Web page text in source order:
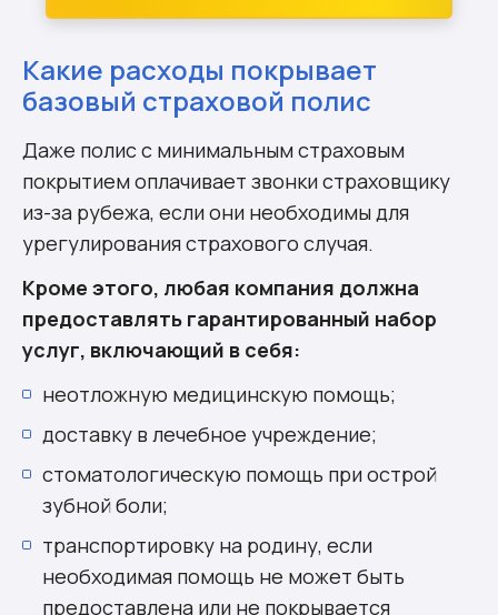
Какие расходы покрывает
базовый страховой полис
Даже полис с минимальным страховым
покрытием оплачивает звонки страховщику
из-за рубежа, если они необходимы для
урегулирования страхового случая.
Кроме этого, любая компания должна
предоставлять гарантированный набор
услуг, включающий в себя:
неотложную медицинскую помощь;
доставку в лечебное учреждение;
стоматологическую помощь при острой
зубной боли;
транспортировку на родину, если
необходимая помощь не может быть
предоставлена или не покрывается